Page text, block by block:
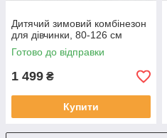
Дитячий зимовий комбінезон
для дівчинки, 80-126 см
Готово до відправки
1 499 ₴
Купити